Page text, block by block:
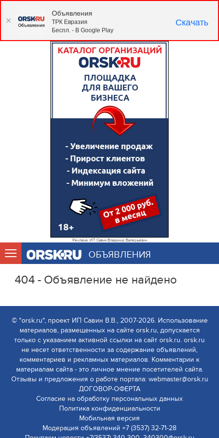
Реклама. ИП Савин Владимир Валерьевич
ОБЪЯВЛЕНИЯ
404 - Объявление не найдено
© "orsk.ru", проект ИП Савин В.В., 2007-2026. Использование
материалов, размещенных на сайте orsk.ru, допускается
только с указанием активной ссылки на сайт orsk.ru. orsk.ru
не несет ответственности за содержание объявлений,
комментариев и рекламных материалов. Комментарии к
материалам сайта - это личное мнение посетителей сайта.
Отзывы и предложения о работе портала: webmaster@orsk.ru
ДОГОВОР-ОФЕРТА
Согласие на обработку персональных данных
Политика конфиденциальности
Мобильная версия
Модерация объявлений +7 (3537) 32-71-28
Объявления
ТРК Евразия
Беспл. - В Google Play
Скачать